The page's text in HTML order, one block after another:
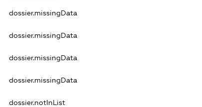
dossier.missingData
dossier.missingData
dossier.missingData
dossier.missingData
dossier.notInList